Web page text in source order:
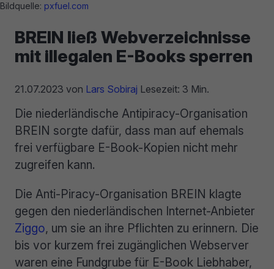
Bildquelle: pxfuel.com
BREIN ließ Webverzeichnisse
mit illegalen E-Books sperren
21.07.2023 von Lars Sobiraj Lesezeit: 3 Min.
Die niederländische Antipiracy-Organisation
BREIN sorgte dafür, dass man auf ehemals
frei verfügbare E-Book-Kopien nicht mehr
zugreifen kann.
Die Anti-Piracy-Organisation BREIN klagte
gegen den niederländischen Internet-Anbieter
Ziggo, um sie an ihre Pflichten zu erinnern. Die
bis vor kurzem frei zugänglichen Webserver
waren eine Fundgrube für E-Book Liebhaber,